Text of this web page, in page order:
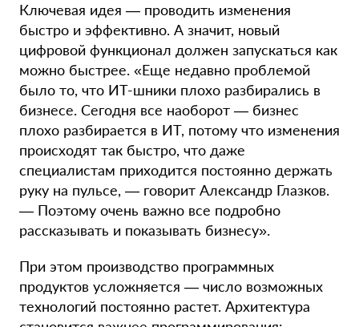
Ключевая идея — проводить изменения
быстро и эффективно. А значит, новый
цифровой функционал должен запускаться как
можно быстрее. «Еще недавно проблемой
было то, что ИТ-шники плохо разбирались в
бизнесе. Сегодня все наоборот — бизнес
плохо разбирается в ИТ, потому что изменения
происходят так быстро, что даже
специалистам приходится постоянно держать
руку на пульсе, — говорит Александр Глазков.
— Поэтому очень важно все подробно
рассказывать и показывать бизнесу».
При этом производство программных
продуктов усложняется — число возможных
технологий постоянно растет. Архитектура